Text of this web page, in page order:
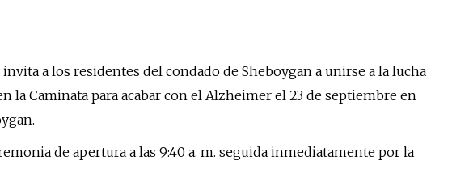
a los residentes del condado de Sheboygan a unirse a la lucha
la Caminata para acabar con el Alzheimer el 23 de septiembre en
de apertura a las 9:40 a. m. seguida inmediatamente por la